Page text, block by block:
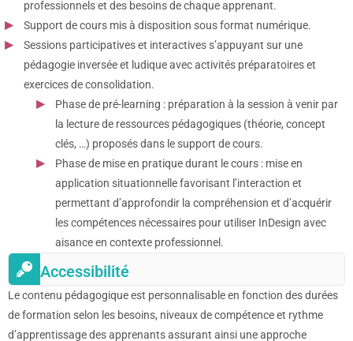
professionnels et des besoins de chaque apprenant.
Support de cours mis à disposition sous format numérique.
Sessions participatives et interactives s’appuyant sur une
pédagogie inversée et ludique avec activités préparatoires et
exercices de consolidation.
Phase de pré-learning : préparation à la session à venir par
la lecture de ressources pédagogiques (théorie, concept
clés, …) proposés dans le support de cours.
Phase de mise en pratique durant le cours : mise en
application situationnelle favorisant l’interaction et
permettant d’approfondir la compréhension et d’acquérir
les compétences nécessaires pour utiliser InDesign avec
aisance en contexte professionnel.
Accessibilité
Le contenu pédagogique est personnalisable en fonction des durées
de formation selon les besoins, niveaux de compétence et rythme
d’apprentissage des apprenants assurant ainsi une approche